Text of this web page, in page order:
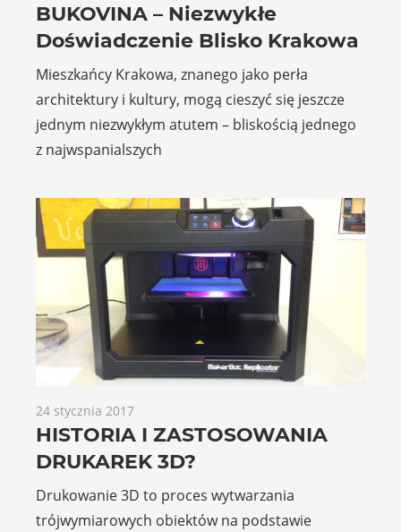
BUKOVINA – Niezwykłe
Doświadczenie Blisko Krakowa
Mieszkańcy Krakowa, znanego jako perła
architektury i kultury, mogą cieszyć się jeszcze
jednym niezwykłym atutem – bliskością jednego
z najwspanialszych
24 stycznia 2017
HISTORIA I ZASTOSOWANIA
DRUKAREK 3D?
Drukowanie 3D to proces wytwarzania
trójwymiarowych obiektów na podstawie